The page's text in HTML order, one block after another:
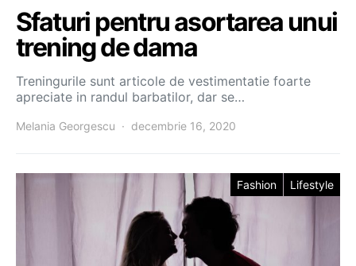
Sfaturi pentru asortarea unui
trening de dama
Treningurile sunt articole de vestimentatie foarte
apreciate in randul barbatilor, dar se…
Melania Georgescu decembrie 16, 2020
Fashion Lifestyle